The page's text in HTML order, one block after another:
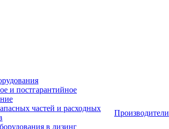
и постгарантийное
частей и расходных
в лизинг
Производители